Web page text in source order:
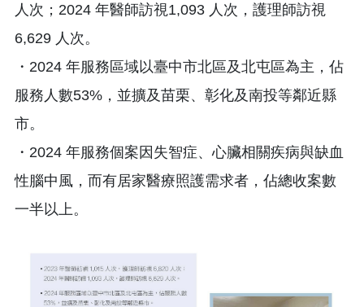
人次；2024 年醫師訪視1,093 人次，護理師訪視
6,629 人次。
・2024 年服務區域以臺中市北區及北屯區為主，佔
服務人數53%，並擴及苗栗、彰化及南投等鄰近縣
市。
・2024 年服務個案因失智症、心臟相關疾病與缺血
性腦中風，而有居家醫療照護需求者，佔總收案數
一半以上。